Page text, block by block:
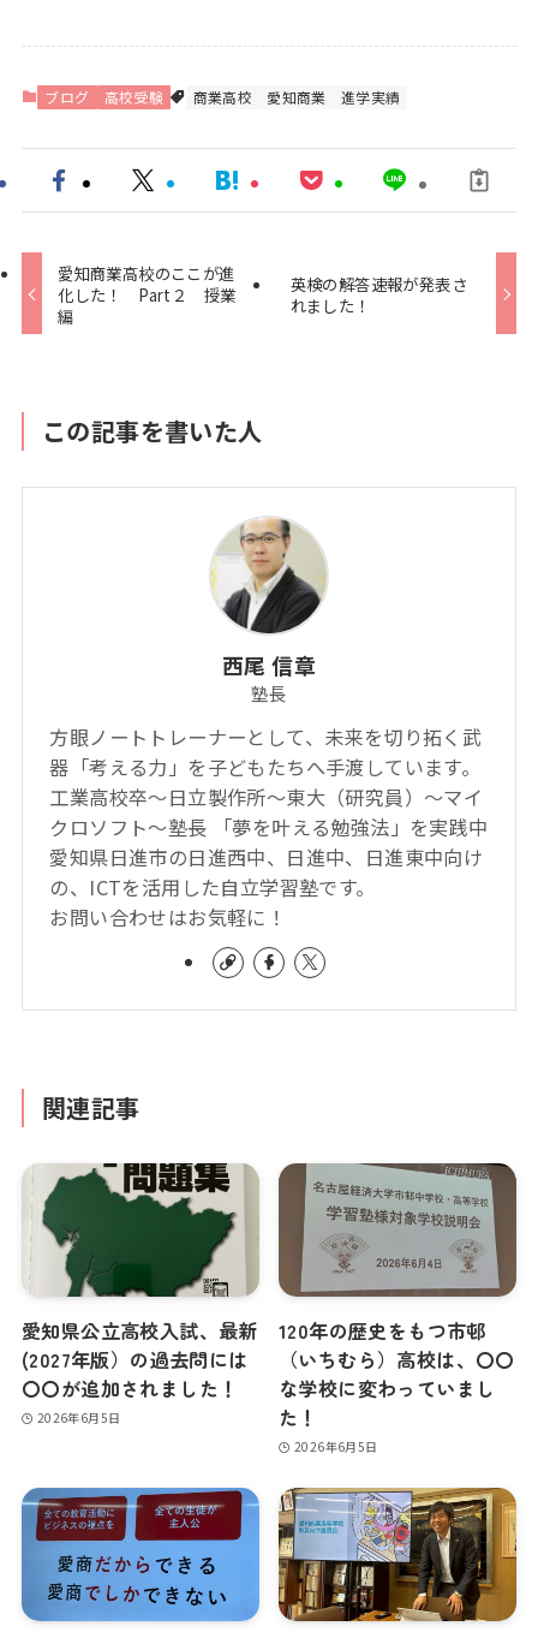
ブログ 高校受験 商業高校 愛知商業 進学実績
愛知商業高校のここが進
化した！ Part２ 授業
編
英検の解答速報が発表さ
れました！
この記事を書いた人
西尾 信章
塾長
方眼ノートトレーナーとして、未来を切り拓く武
器「考える力」を子どもたちへ手渡しています。
工業高校卒～日立製作所～東大（研究員）～マイ
クロソフト～塾長 「夢を叶える勉強法」を実践中
愛知県日進市の日進西中、日進中、日進東中向け
の、ICTを活用した自立学習塾です。
お問い合わせはお気軽に！
関連記事
愛知県公立高校入試、最新
(2027年版）の過去問には
〇〇が追加されました！
2026年6月5日
120年の歴史をもつ市邨
（いちむら）高校は、〇〇
な学校に変わっていまし
た！
2026年6月5日